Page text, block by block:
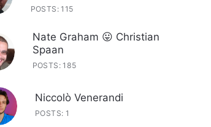
POSTS: 115
Nate Graham 😛 Christian
Spaan
POSTS: 185
Niccolò Venerandi
POSTS: 1